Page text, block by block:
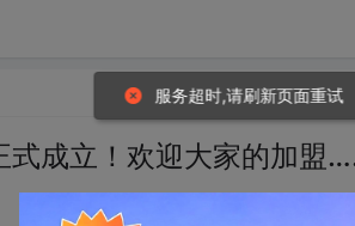
成立！欢迎大家的加盟
服务超时,请刷新页面重试